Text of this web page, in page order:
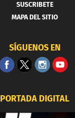
SUSCRIBETE
MAPA DEL SITIO
SÍGUENOS EN
PORTADA DIGITAL